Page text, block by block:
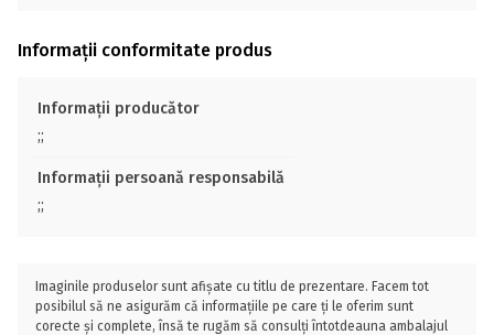
Informații conformitate produs
Informații producător
;;
Informații persoană responsabilă
;;
Imaginile produselor sunt afișate cu titlu de prezentare. Facem tot
posibilul să ne asigurăm că informațiile pe care ți le oferim sunt
corecte și complete, însă te rugăm să consulți întotdeauna ambalajul